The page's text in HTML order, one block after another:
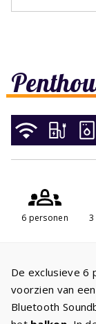
6 personen
De exclusieve 6
voorzien van een
Bluetooth